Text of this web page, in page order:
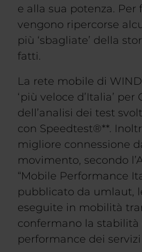
e alla sua potenza. Per
vengono ripercorse
più ‘sbagliate’ della
fatti.
La rete mobile di
‘più veloce d’Italia’
dell’analisi dei test
con Speedtest®**.
migliore connessione
movimento, secondo
“Mobile Performance
pubblicato da umlaut,
eseguite in mobilità
confermano la stabilità
performance dei